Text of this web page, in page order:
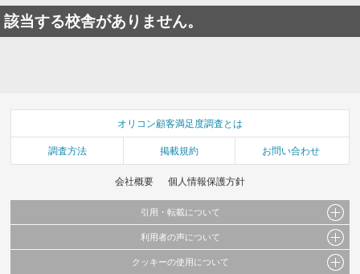
該当する校舎がありません。
オリコン顧客満足度調査とは
調査方法 掲載規約 お問い合わせ
会社概要 個人情報保護方針
引用・転載について
当サイトで公開されている情報（文字、写真、イラスト、画像データ等）及びこれらの配
これらの情報を権利者の許可なく無断転載・複製などの二次利用を行うことは固く禁じて
利用者の声について
当サイトに掲載している内容はすべてサービスの利用者が提出された見解・感想です。
クッキーの使用について